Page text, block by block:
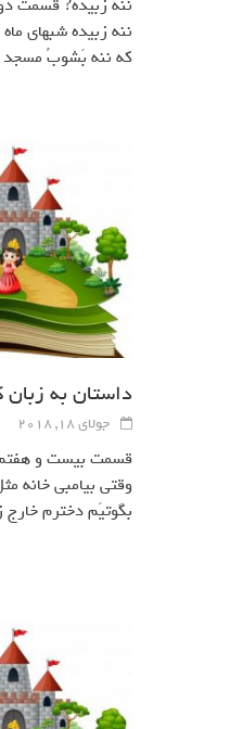
ننه زبيده? قسمت
ننه زبيده شبهاي
كه ننه بَشوبُ مسجد
داستان به زبان
جولای 18, 2018
قسمت بيست و
وقتي بيامبي خانه
بگوتيَم دخترم خارج